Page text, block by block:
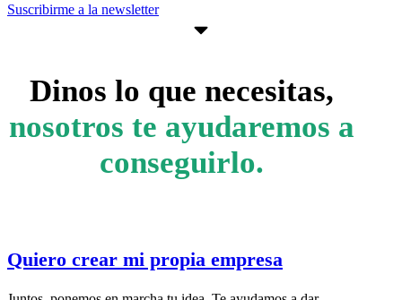
Suscribirme a la newsletter
Dinos lo que necesitas,
nosotros te ayudaremos a
conseguirlo.
Quiero crear mi propia empresa